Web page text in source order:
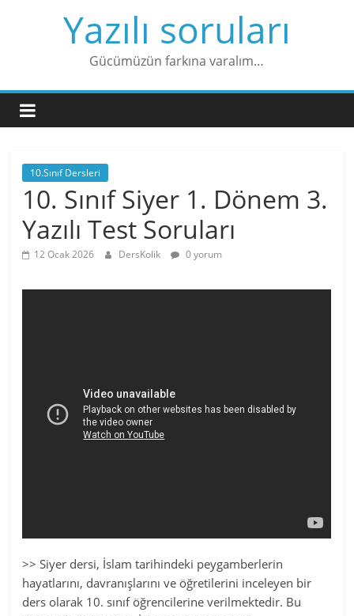
Yazılı soruları
Gücümüzün farkına varalım…
10.Sınıf Dersleri
10. Sınıf Siyer 1. Dönem 3.
Yazılı Test Soruları
12 Ocak 2026 DersKolik 0 yorum
>> Siyer dersi, İslam tarihindeki peygamberlerin
hayatlarını, davranışlarını ve öğretilerini inceleyen bir
ders olarak 10. sınıf öğrencilerine verilmektedir. Bu